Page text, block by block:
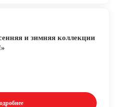
и зимняя коллекции